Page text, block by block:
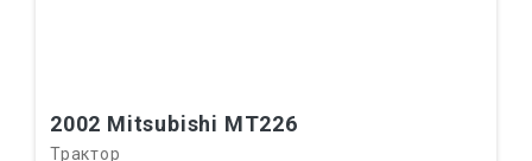
2002 Mitsubishi MT226
Трактор